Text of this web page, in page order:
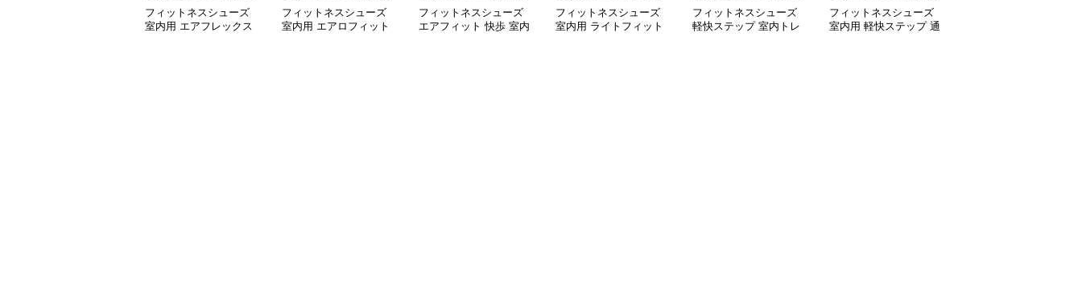
フィットネスシューズ
室内用 エアフレックス
フィットネスシューズ
室内用 エアロフィット
フィットネスシューズ
エアフィット 快歩 室内
フィットネスシューズ
室内用 ライトフィット
フィットネスシューズ
軽快ステップ 室内トレ
フィットネスシューズ
室内用 軽快ステップ 通